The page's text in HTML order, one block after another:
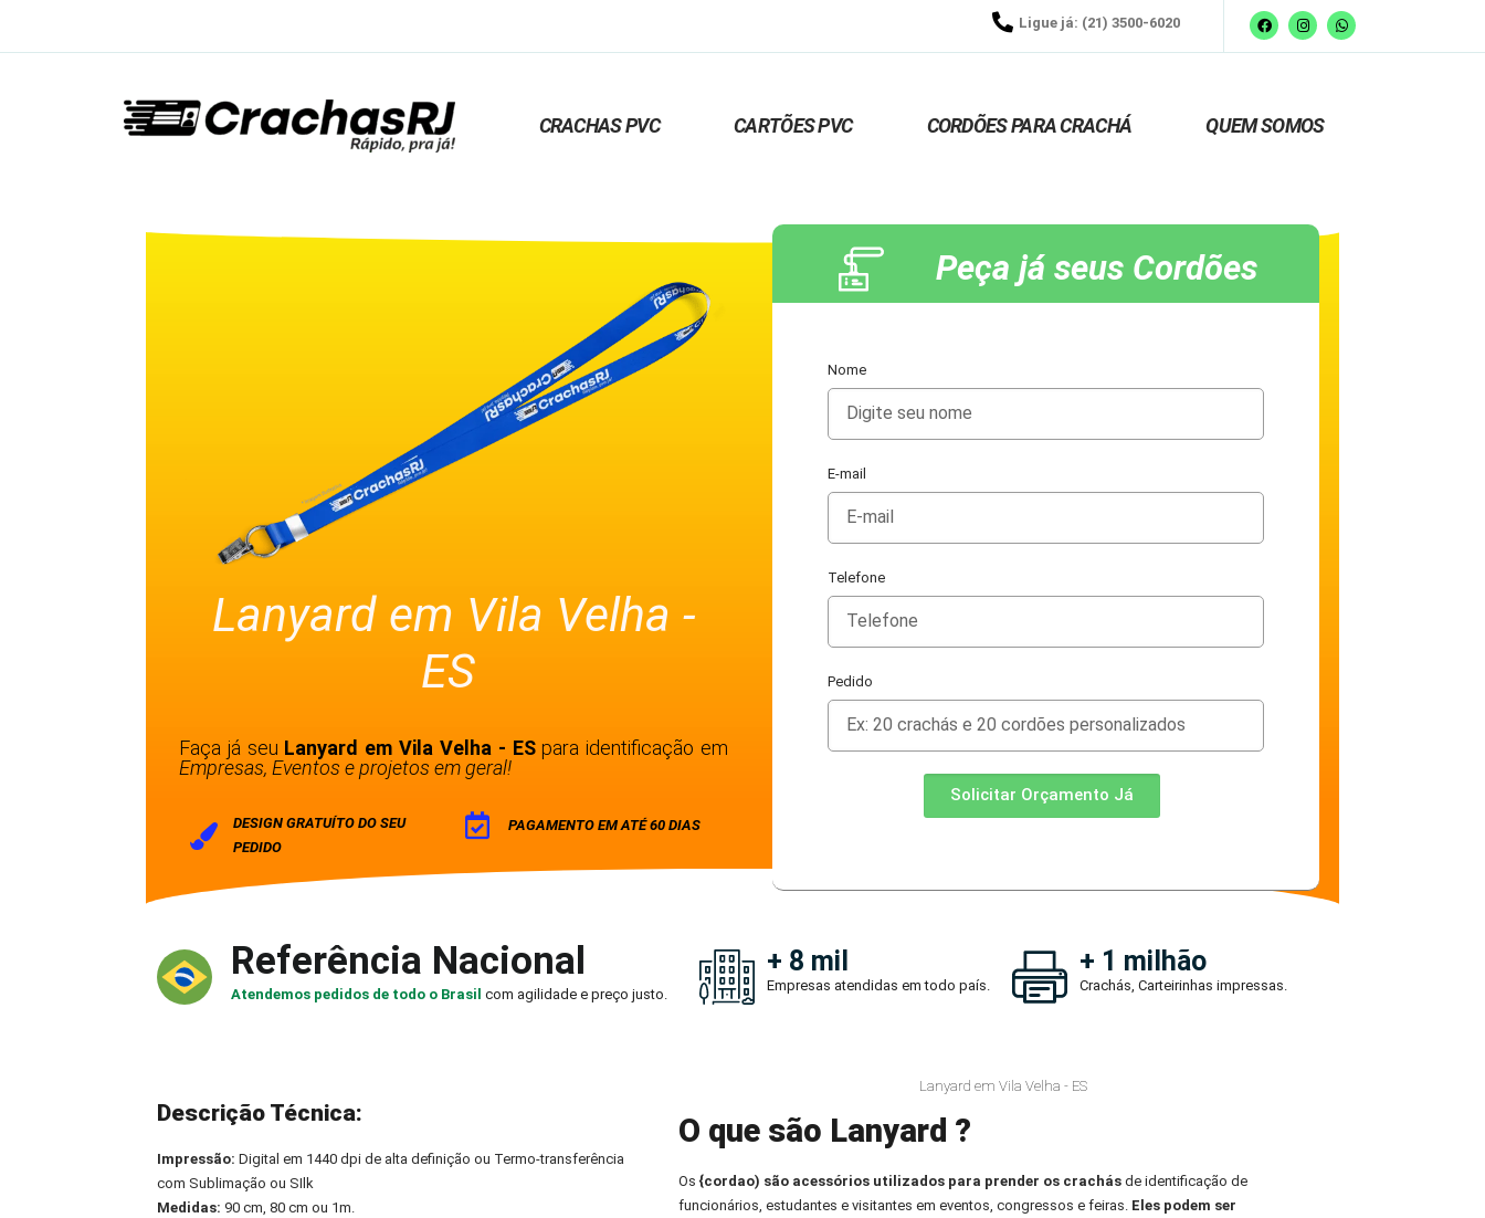
Ligue já: (21) 3500-6020
CRACHAS PVC CARTÕES PVC CORDÕES PARA CRACHÁ QUEM SOMOS
Lanyard em Vila Velha -
ES
Faça já seu Lanyard em Vila Velha - ESpara identificação em
Empresas, Eventos e projetos em geral!
DESIGN GRATUÍTO DO SEU
PEDIDO
PAGAMENTO EM ATÉ 60 DIAS
Peça já seus Cordões
Nome
E-mail
Telefone
Pedido
Solicitar Orçamento Já
Referência Nacional
Atendemos pedidos de todo o Brasilcom agilidade e preço justo.
+ 8 mil
Empresas atendidas em todo país.
+ 1 milhão
Crachás, Carteirinhas impressas.
Descrição Técnica:
Impressão: Digital em 1440 dpi de alta definição ou Termo-transferência
com Sublimação ou SIlk
Medidas: 90 cm, 80 cm ou 1m.
Lanyard em Vila Velha - ES
O que são Lanyard ?
Os {cordao) são acessórios utilizados para prender os crachásde identificação de
funcionários, estudantes e visitantes em eventos, congressos e feiras. Eles podem ser